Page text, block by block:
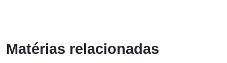
Matérias relacionadas